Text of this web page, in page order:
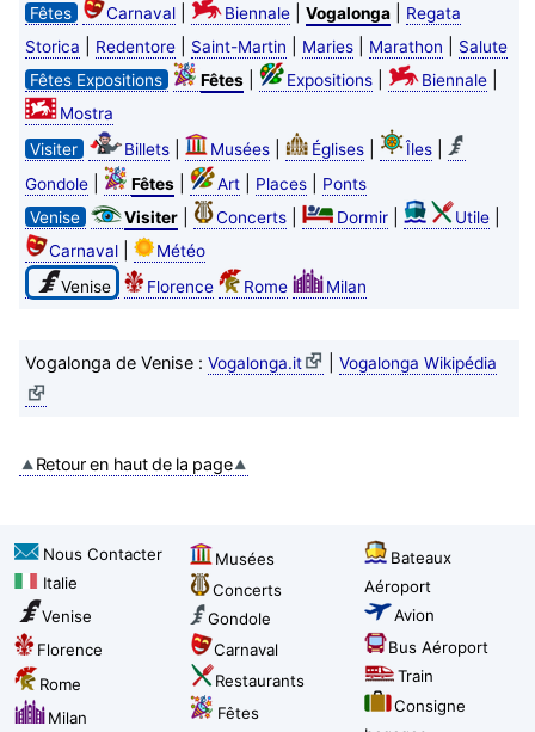
Fêtes
Carnaval| Biennale| Vogalonga|
Regata
Storica
Redentore| Saint-Martin Maries| Marathon
Salute
Fêtes Expositions
Fêtes| Expositions| Biennale|
Mostra
Visiter
Billets| Musées| Églises| Îles|
Gondole| Fêtes| Art| Places|
Ponts
Venise
Visiter| Concerts| Dormir| Utile|
Carnaval|
Météo
Venise
Florence Rome Milan
Vogalonga de Venise : Vogalonga.it Vogalonga Wikipédia
Retour en haut de la page
Nous Contacter
Italie
Venise
Florence
Rome
Milan
Musées
Concerts
Gondole
Carnaval
Restaurants
Fêtes
Bateaux
Aéroport
Avion
Bus Aéroport
Train
Consigne